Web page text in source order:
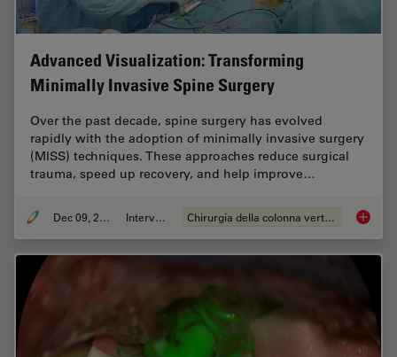
Advanced Visualization: Transforming
Minimally Invasive Spine Surgery
Over the past decade, spine surgery has evolved
rapidly with the adoption of minimally invasive surgery
(MISS) techniques. These approaches reduce surgical
trauma, speed up recovery, and help improve…
Dec 09, 2025 Intervista Chirurgia della colonna vertebrale